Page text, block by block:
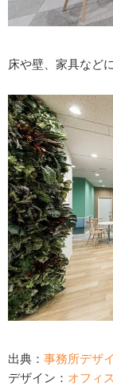
床や壁、家具など
出典： 事務所デザ
デザイン： オフィ